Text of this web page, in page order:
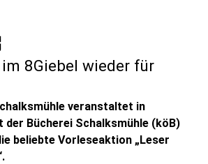
8Giebel wieder für
veranstaltet in
der Bücherei Schalksmühle (köB)
beliebte Vorleseaktion „Leser